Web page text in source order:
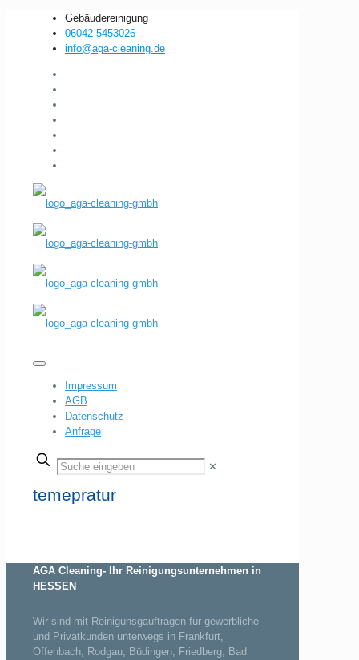
Gebäudereinigung
06042 5453026
info@aga-cleaning.de
Impressum
AGB
Datenschutz
Anfrage
✕
temepratur
AGA Cleaning- Ihr Reinigungsunternehmen in
HESSEN
Wir sind mit Reinigunsgaufträgen für gewerbliche
und Privatkunden unterwegs in Frankfurt,
Offenbach, Rodgau, Büdingen, Friedberg, Bad